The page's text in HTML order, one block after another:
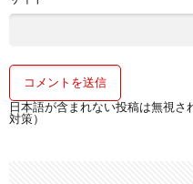
日本語が含まれない投稿は無視
対策）